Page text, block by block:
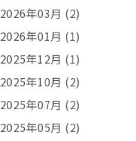
2026年03月 (2)
2026年01月 (1)
2025年12月 (1)
2025年10月 (2)
2025年07月 (2)
2025年05月 (2)